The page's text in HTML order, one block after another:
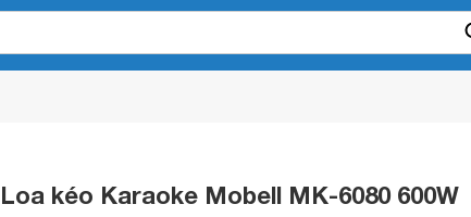
Loa kéo Karaoke Mobell MK-6080 600W